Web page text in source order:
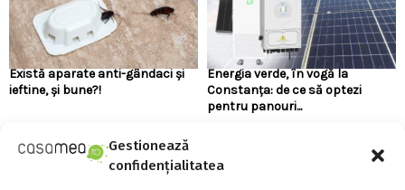
Gestionează
confidențialitatea
Există aparate anti-gândaci și
ieftine, și bune?!
Energia verde, în vogă la
Constanța: de ce să optezi
pentru panouri...
URMARESTE-NE PE FACEBOOK